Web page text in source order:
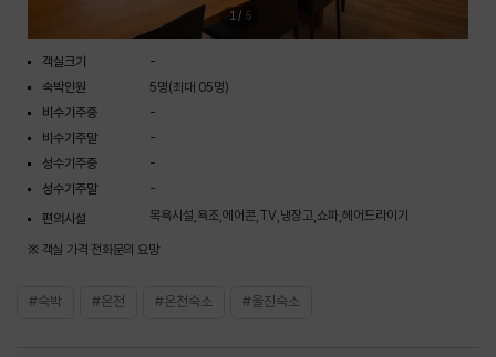
1/ 5
객실크기
-
숙박인원
5명(최대 05명)
비수기주중
-
비수기주말
-
성수기주중
-
성수기주말
-
편의시설
목욕시설,욕조,에어콘,TV,냉장고,쇼파,헤어드라이기
※ 객실 가격 전화문의 요망
#숙박 #온천 #온천숙소 #울진숙소